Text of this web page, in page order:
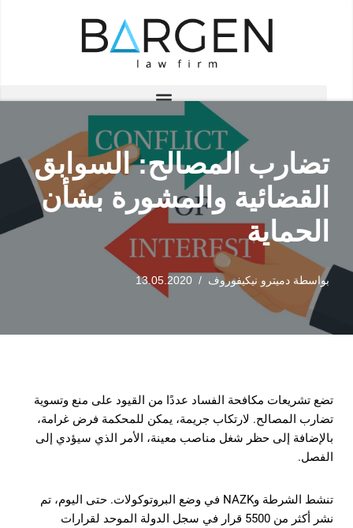
تضارب المصالح: السوابق
القضائية والمشورة بشأن
الحماية
بواسطة دميترو نيكيفوروف 13.05.2020
تضع تشريعات مكافحة الفساد عددًا من القيود على منع وتسوية
تضارب المصالح. لارتكاب جريمة، يمكن للمحكمة فرض غرامة،
بالإضافة إلى حظر شغل مناصب معينة، الأمر الذي سيؤدي إلى
الفصل.
تنشط الشرطة وNAZK في وضع البروتوكولات. حتى اليوم، تم
نشر أكثر من 5500 قرار في سجل الدولة الموحد لقرارات